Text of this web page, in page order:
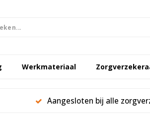
Werkmateriaal
Aangesloten bij alle